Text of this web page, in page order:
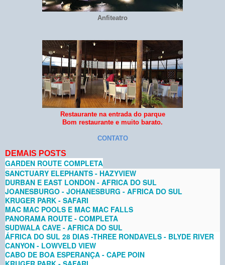
Anfiteatro
Restaurante na entrada do parque
Bom restaurante e muito barato.
CONTATO
DEMAIS POSTS
GARDEN ROUTE COMPLETA
SANCTUARY ELEPHANTS - HAZYVIEW
DURBAN E EAST LONDON - AFRICA DO SUL
JOANESBURGO - JOHANESBURG - AFRICA DO SUL
KRUGER PARK - SAFARI
MAC MAC POOLS E MAC MAC FALLS
PANORAMA ROUTE - COMPLETA
SUDWALA CAVE - AFRICA DO SUL
ÁFRICA DO SUL 28 DIAS -THREE RONDAVELS - BLYDE RIVER
CANYON - LOWVELD VIEW
CABO DE BOA ESPERANÇA - CAPE POIN